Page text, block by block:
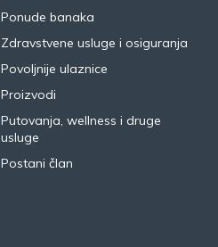
Ponude banaka
Zdravstvene usluge i osiguranja
Povoljnije ulaznice
Proizvodi
Putovanja, wellness i druge
usluge
Postani član